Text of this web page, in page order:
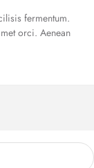
fermentum.
orci. Aenean